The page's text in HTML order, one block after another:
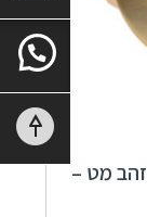
ידית חצי עגלה G303/96 זהב מט –